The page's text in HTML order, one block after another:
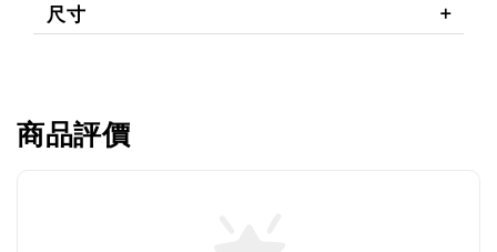
尺寸
商品評價